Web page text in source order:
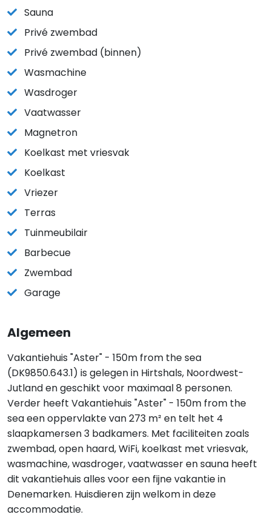
Sauna
Privé zwembad
Privé zwembad (binnen)
Wasmachine
Wasdroger
Vaatwasser
Magnetron
Koelkast met vriesvak
Koelkast
Vriezer
Terras
Tuinmeubilair
Barbecue
Zwembad
Garage
Algemeen
Vakantiehuis "Aster" - 150m from the sea
(DK9850.643.1) is gelegen in Hirtshals, Noordwest-
Jutland en geschikt voor maximaal 8 personen.
Verder heeft Vakantiehuis "Aster" - 150m from the
sea een oppervlakte van 273 m² en telt het 4
slaapkamersen 3 badkamers. Met faciliteiten zoals
zwembad, open haard, WiFi, koelkast met vriesvak,
wasmachine, wasdroger, vaatwasser en sauna heeft
dit vakantiehuis alles voor een fijne vakantie in
Denemarken. Huisdieren zijn welkom in deze
accommodatie.